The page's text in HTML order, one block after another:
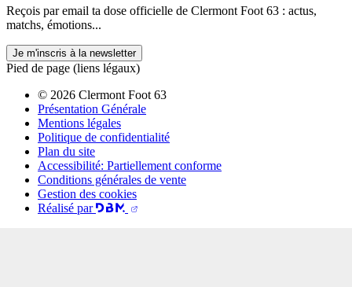
Reçois par email ta dose officielle de Clermont Foot 63 : actus,
matchs, émotions...
Je m'inscris à la newsletter
Pied de page (liens légaux)
© 2026 Clermont Foot 63
Présentation Générale
Mentions légales
Politique de confidentialité
Plan du site
Accessibilité: Partiellement conforme
Conditions générales de vente
Gestion des cookies
Réalisé par